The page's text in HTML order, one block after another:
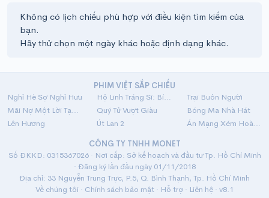
Không có lịch chiếu phù hợp với điều kiện tìm kiếm của
bạn.
Hãy thử chọn một ngày khác hoặc định dạng khác.
PHIM VIỆT SẮP CHIẾU
Nghỉ Hè Sợ Nghỉ Hưu
Hộ Linh Tráng Sĩ: Bí Ẩn Mộ Vua Đinh
Trại Buôn Người
Mãi Nợ Một Lời Tạm Biệt
Quý Tử Vượt Giàu
Bóng Ma Nhà Hát
Lên Hương
Út Lan 2
Án Mạng Xém Hoàn Hảo
CÔNG TY TNHH MONET
Số ĐKKD: 0315367026 · Nơi cấp: Sở kế hoạch và đầu tư Tp. Hồ Chí Minh
· Đăng ký lần đầu ngày 01/11/2018
Địa chỉ: 33 Nguyễn Trung Trực, P.5, Q. Bình Thạnh, Tp. Hồ Chí Minh
Về chúng tôi · Chính sách bảo mật · Hỗ trợ · Liên hệ · v8.1